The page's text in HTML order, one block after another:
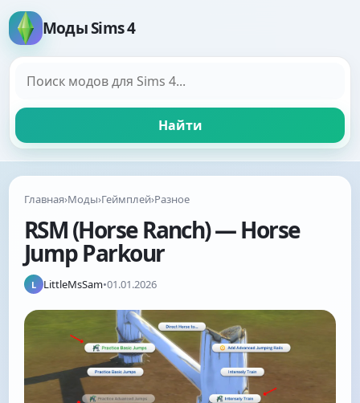
Моды Sims 4
Найти
Главная›Моды›Геймплей›Разное
RSM (Horse Ranch) — Horse
Jump Parkour
L LittleMsSam•01.01.2026